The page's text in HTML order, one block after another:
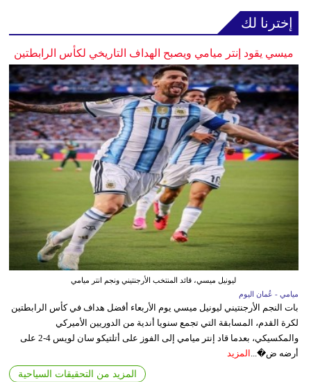
إخترنا لك
ميسي يقود إنتر ميامي ويصبح الهداف التاريخي لكأس الرابطتين
ليونيل ميسي، قائد المنتخب الأرجنتيني ونجم انتر ميامي
ميامي - عُمان اليوم
بات النجم الأرجنتيني ليونيل ميسي يوم الأربعاء أفضل هداف في كأس الرابطتين
لكرة القدم، المسابقة التي تجمع سنويا أندية من الدوريين الأميركي
والمكسيكي، بعدما قاد إنتر ميامي إلى الفوز على أتلتيكو سان لويس 4-2 على
أرضه ض�... المزيد
المزيد من التحقيقات السياحية